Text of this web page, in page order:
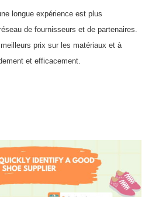
longue expérience est plus
de fournisseurs et de partenaires.
prix sur les matériaux et à
et efficacement.